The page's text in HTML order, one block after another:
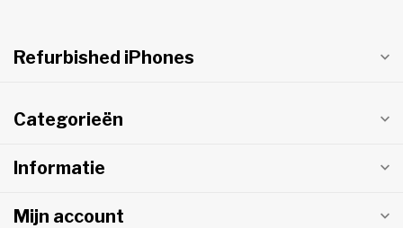
Refurbished iPhones
Categorieën
Informatie
Mijn account